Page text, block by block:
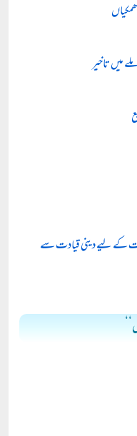
میں تاخیر
کے لیے دینی قیادت سے